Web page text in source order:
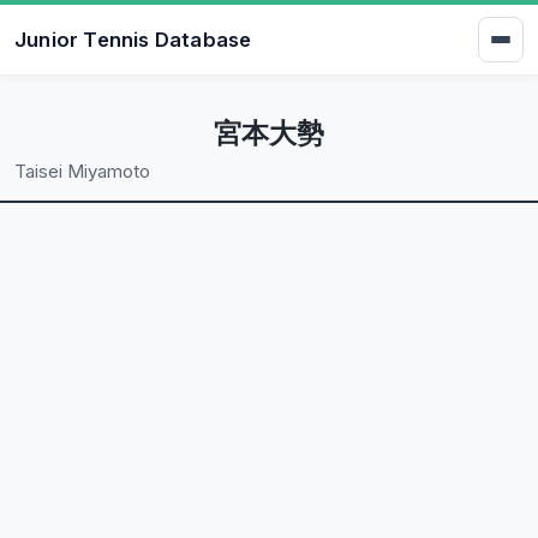
Junior Tennis Database
宮本大勢
Taisei Miyamoto